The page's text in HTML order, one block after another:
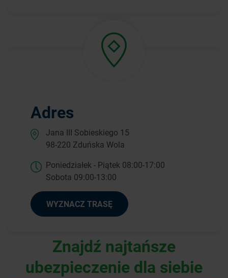
Adres
Jana III Sobieskiego 15
98-220 Zduńska Wola
Poniedziałek - Piątek 08:00-17:00
Sobota 09:00-13:00
WYZNACZ TRASĘ
Znajdź najtańsze
ubezpieczenie dla siebie